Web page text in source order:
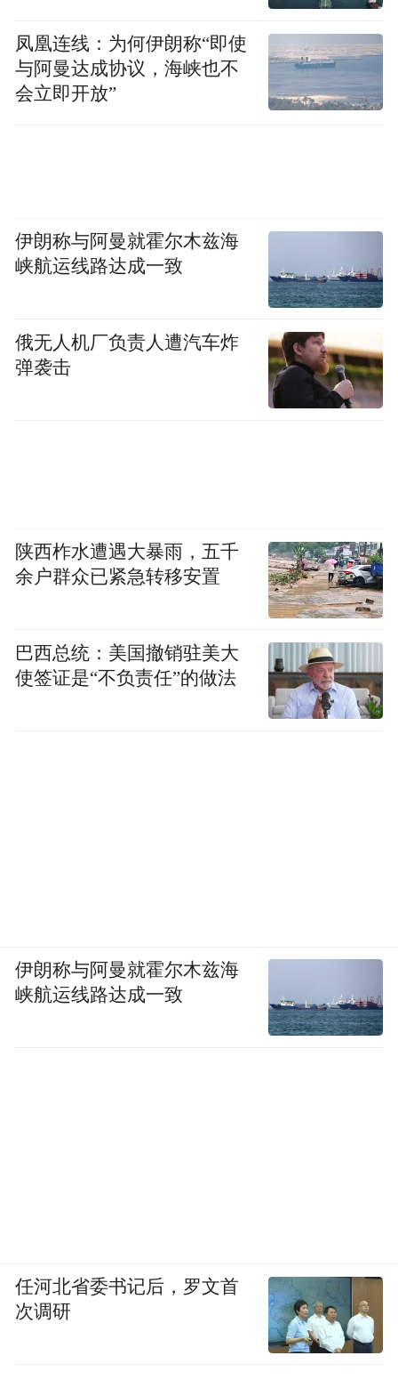
风险已经缓解，但在我们有更清晰的AI路线
图之前，不会有另一轮上涨。我认为股价长
期会走高，但短期内不会有太多涨幅。
收入增长由其云基础设施业务推动，甲骨文
预计该业务当前财年销售增长将跃升至70%
Paul Meeks表示，我在这份财报中主要关注
云增长是否能够持续，甲骨文已经证明其云
凤凰连线：为何伊朗称“即使
与阿曼达成协议，海峡也不
会立即开放”
伊朗称与阿曼就霍尔木兹海
峡航运线路达成一致
俄无人机厂负责人遭汽车炸
弹袭击
陕西柞水遭遇大暴雨，五千
余户群众已紧急转移安置
巴西总统：美国撤销驻美大
使签证是“不负责任”的做法
伊朗称与阿曼就霍尔木兹海
峡航运线路达成一致
任河北省委书记后，罗文首
次调研